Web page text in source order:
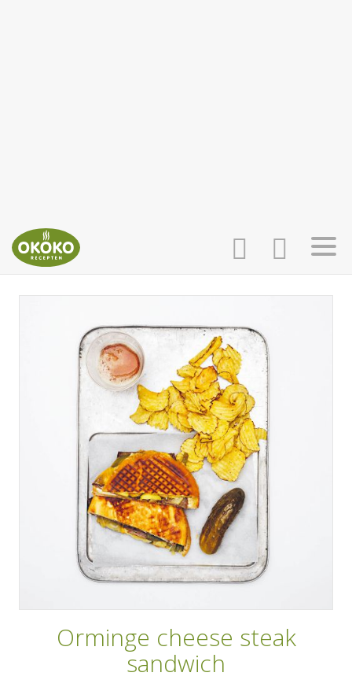
AANMELDEN
RECEPTEN
WEEKMENU'S
KOOKBOEKEN
Orminge cheese steak
sandwich